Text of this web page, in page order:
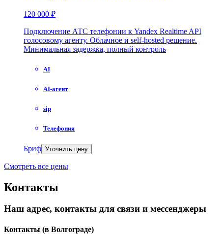
120 000 ₽
Подключение АТС телефонии к Yandex Realtime API
голосовому агенту. Облачное и self-hosted решение.
Минимальная задержка, полный контроль
AI
AI-агент
sip
Телефония
Бриф Уточнить цену
Смотреть все цены
Контакты
Наш адрес, контакты для связи и мессенджеры
Контакты (в Волгограде)